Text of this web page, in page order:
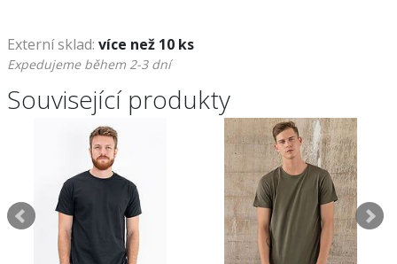
Externí sklad: více než 10 ks
Expedujeme během 2-3 dní
Související produkty